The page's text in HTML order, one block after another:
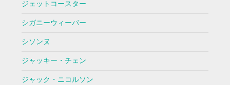
ジェットコースター
シガニーウィーバー
シソンヌ
ジャッキー・チェン
ジャック・ニコルソン